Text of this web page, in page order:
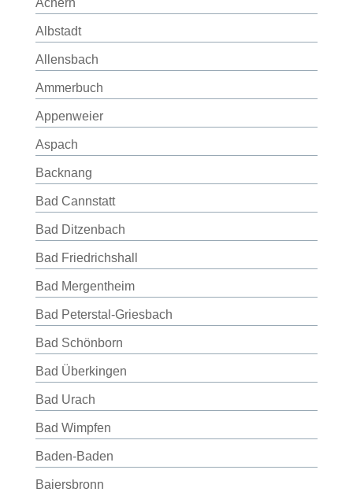
Achern
Albstadt
Allensbach
Ammerbuch
Appenweier
Aspach
Backnang
Bad Cannstatt
Bad Ditzenbach
Bad Friedrichshall
Bad Mergentheim
Bad Peterstal-Griesbach
Bad Schönborn
Bad Überkingen
Bad Urach
Bad Wimpfen
Baden-Baden
Baiersbronn